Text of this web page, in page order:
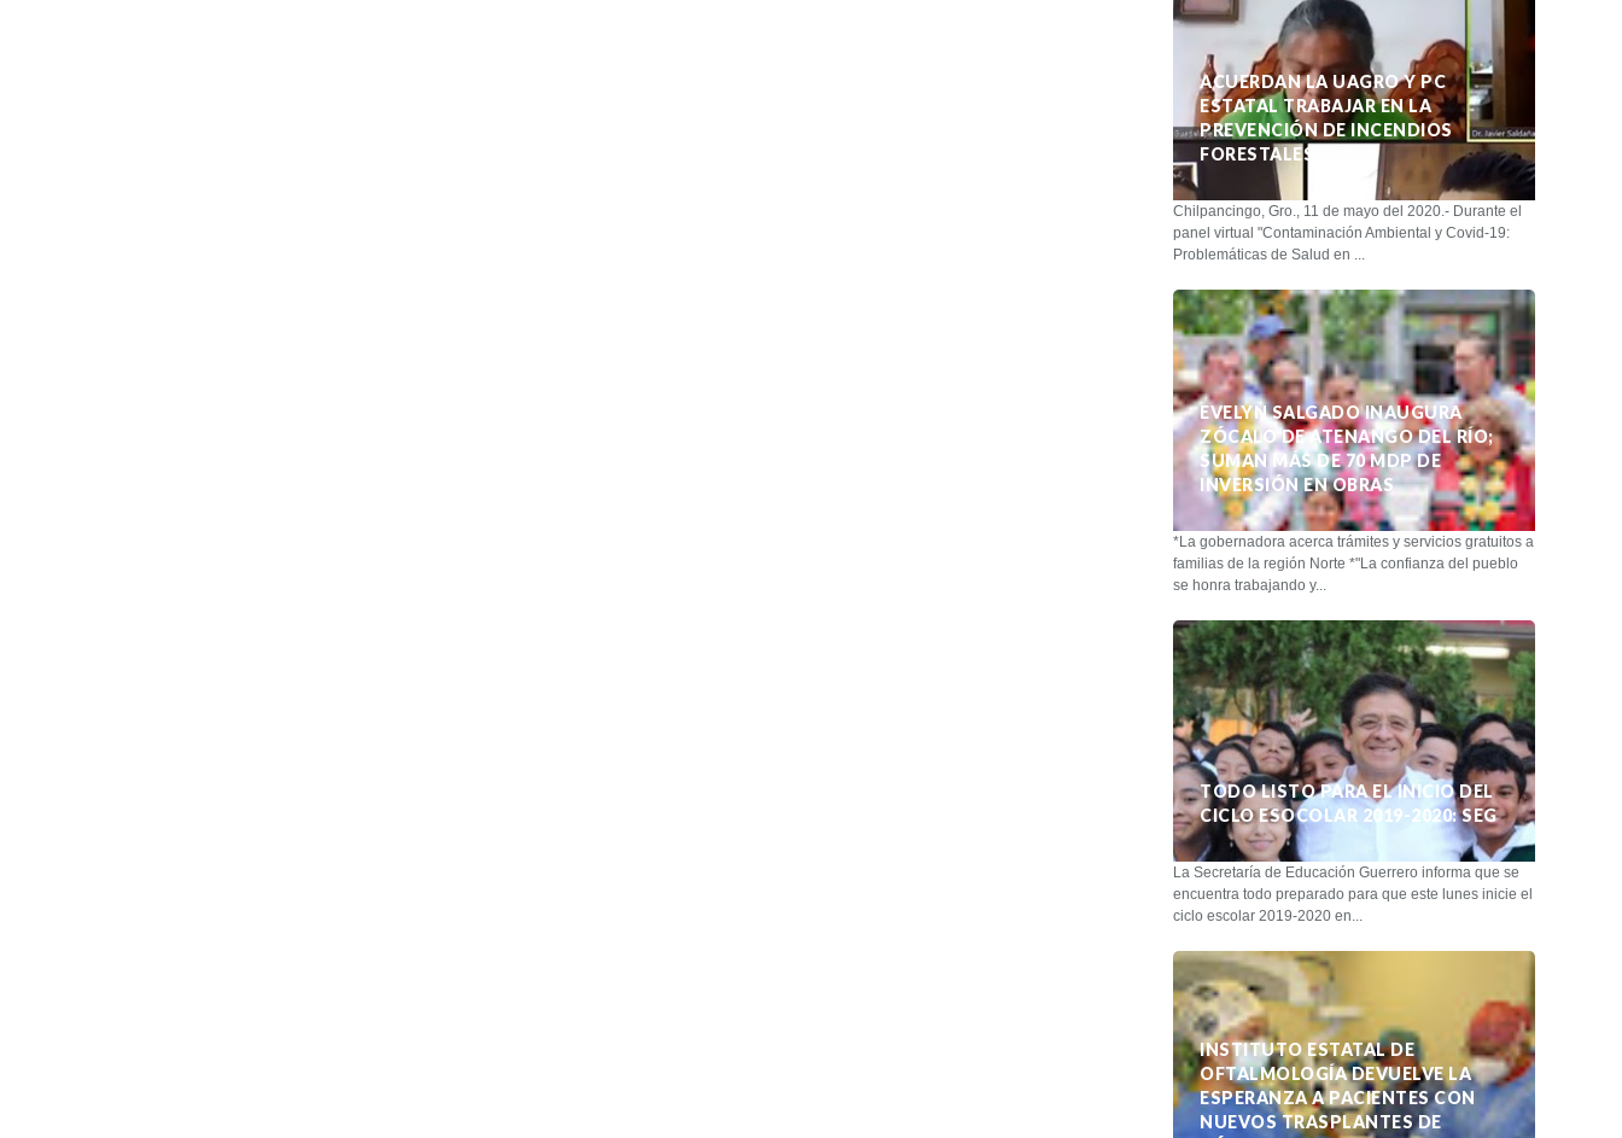
ACUERDAN LA UAGRO Y PC
ESTATAL TRABAJAR EN LA
PREVENCIÓN DE INCENDIOS
FORESTALES
Chilpancingo, Gro., 11 de mayo del 2020.- Durante el
panel virtual "Contaminación Ambiental y Covid-19:
Problemáticas de Salud en ...
EVELYN SALGADO INAUGURA
ZÓCALO DE ATENANGO DEL RÍO;
SUMAN MÁS DE 70 MDP DE
INVERSIÓN EN OBRAS
*La gobernadora acerca trámites y servicios gratuitos a
familias de la región Norte *"La confianza del pueblo
se honra trabajando y...
TODO LISTO PARA EL INICIO DEL
CICLO ESOCOLAR 2019-2020: SEG
La Secretaría de Educación Guerrero informa que se
encuentra todo preparado para que este lunes inicie el
ciclo escolar 2019-2020 en...
INSTITUTO ESTATAL DE
OFTALMOLOGÍA DEVUELVE LA
ESPERANZA A PACIENTES CON
NUEVOS TRASPLANTES DE